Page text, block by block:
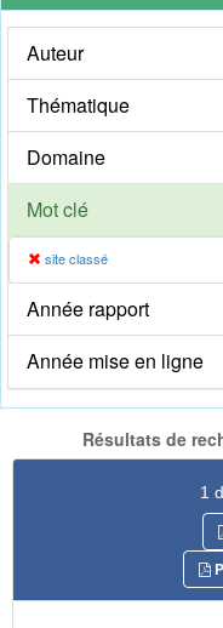
Auteur
Thématique
Domaine
Mot clé
site classé
Année rapport
Année mise en ligne
Résultats de
1